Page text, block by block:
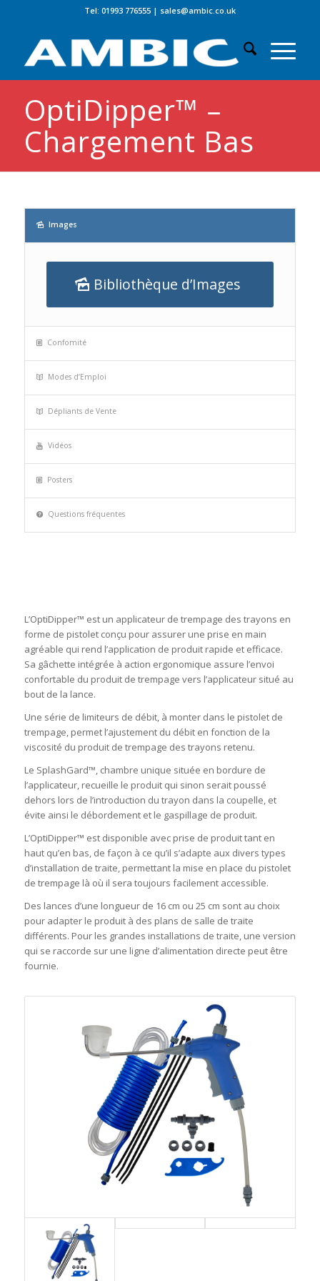
Tel: 01993 776555| sales@ambic.co.uk
OptiDipper™ –
Chargement Bas
Images
Bibliothèque d’Images
Confomité
Modes d’Emploi
Dépliants de Vente
Vidéos
Posters
Questions fréquentes
L’OptiDipper™ est un applicateur de trempage des trayons en
forme de pistolet conçu pour assurer une prise en main
agréable qui rend l’application de produit rapide et efficace.
Sa gâchette intégrée à action ergonomique assure l’envoi
confortable du produit de trempage vers l’applicateur situé au
bout de la lance.
Une série de limiteurs de débit, à monter dans le pistolet de
trempage, permet l’ajustement du débit en fonction de la
viscosité du produit de trempage des trayons retenu.
Le SplashGard™, chambre unique située en bordure de
l’applicateur, recueille le produit qui sinon serait poussé
dehors lors de l’introduction du trayon dans la coupelle, et
évite ainsi le débordement et le gaspillage de produit.
L’OptiDipper™ est disponible avec prise de produit tant en
haut qu’en bas, de façon à ce qu’il s’adapte aux divers types
d’installation de traite, permettant la mise en place du pistolet
de trempage là où il sera toujours facilement accessible.
Des lances d’une longueur de 16 cm ou 25 cm sont au choix
pour adapter le produit à des plans de salle de traite
différents. Pour les grandes installations de traite, une version
qui se raccorde sur une ligne d’alimentation directe peut être
fournie.